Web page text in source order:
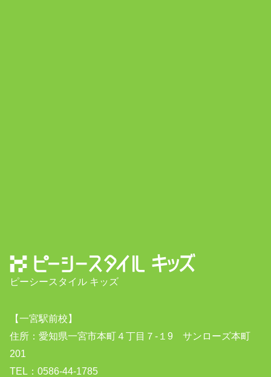
ピーシースタイル キッズ
【一宮駅前校】
住所：愛知県一宮市本町４丁目７-１9 サンローズ本町
201
TEL：0586-44-1785